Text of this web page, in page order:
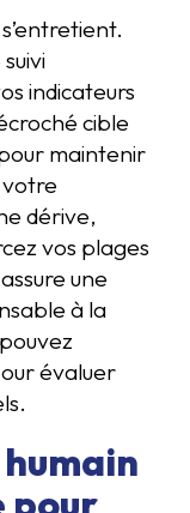
indicateurs
cible
maintenir
dérive,
vos plages
une
à la
évaluer